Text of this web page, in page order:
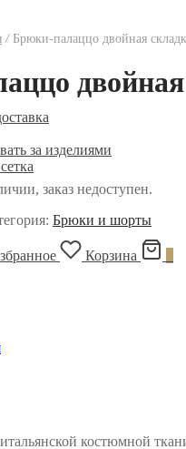
за изделиями
Корзина
/Брюки-палаццо двойная
заказ недоступен.
Брюки и шорты
костюмной